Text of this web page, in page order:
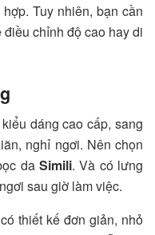
Tuy nhiên, bạn cần
chỉnh độ cao hay di
dáng cao cấp, sang
nghỉ ngơi. Nên chọn
da Simili. Và có lưng
sau giờ làm việc.
thiết kế đơn giản, nhỏ